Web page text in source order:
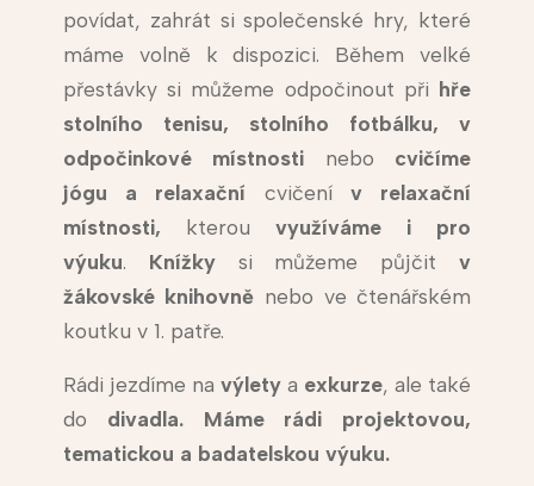
povídat, zahrát si společenské hry, které
máme volně k dispozici. Během velké
přestávky si můžeme odpočinout při hře
stolního tenisu, stolního fotbálku, v
odpočinkové místnosti nebo cvičíme
jógu a relaxační cvičenív relaxační
místnosti, kterou využíváme i pro
výuku. Knížkysi můžeme půjčitv
žákovské knihovně nebo ve čtenářském
koutku v 1. patře.
Rádi jezdíme na výletya exkurze, ale také
do divadla. Máme rádi projektovou,
tematickou a badatelskou výuku.